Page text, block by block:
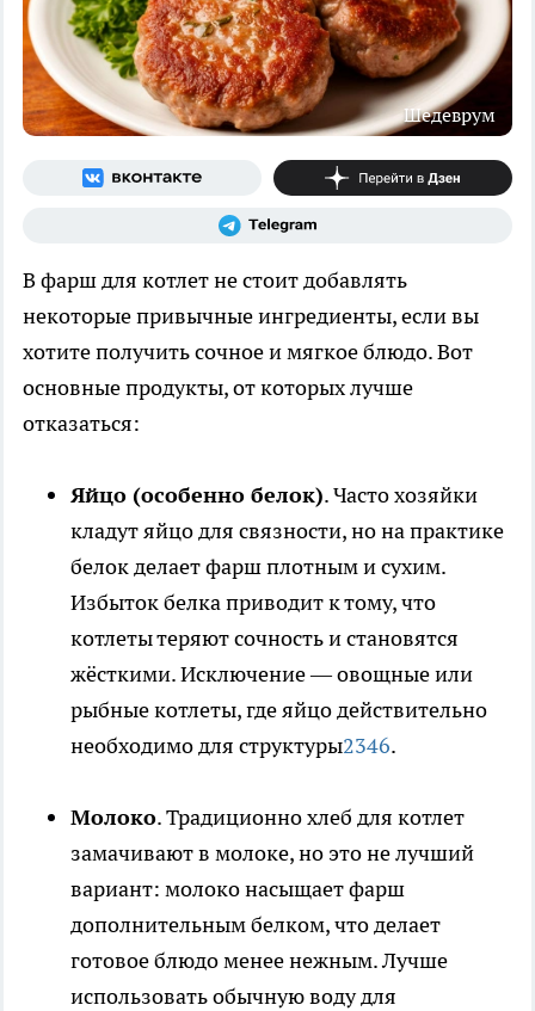
Шедеврум
В фарш для котлет не стоит добавлять
некоторые привычные ингредиенты, если вы
хотите получить сочное и мягкое блюдо. Вот
основные продукты, от которых лучше
отказаться:
Яйцо (особенно белок). Часто хозяйки
кладут яйцо для связности, но на практике
белок делает фарш плотным и сухим.
Избыток белка приводит к тому, что
котлеты теряют сочность и становятся
жёсткими. Исключение — овощные или
рыбные котлеты, где яйцо действительно
необходимо для структуры2346.
Молоко. Традиционно хлеб для котлет
замачивают в молоке, но это не лучший
вариант: молоко насыщает фарш
дополнительным белком, что делает
готовое блюдо менее нежным. Лучше
использовать обычную воду для